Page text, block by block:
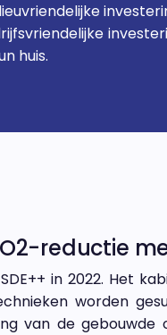
huis.
reductie
in 2022. Het
worden
van de gebouwde